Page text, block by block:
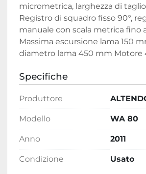
micrometrica, larghezza di
Registro di squadro fisso 90°,
manuale con scala metrica fino
Massima escursione lama 150
diametro lama 450 mm Motore
Specifiche
Produttore
Modello WA 80
Anno 2011
Condizione Usato